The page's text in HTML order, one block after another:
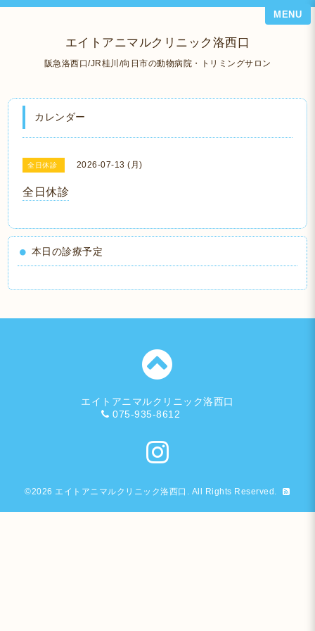
エイトアニマルクリニック洛西口
阪急洛西口/JR桂川/向日市の動物病院・トリミングサロン
MENU
カレンダー
全日休診 2026-07-13 (月)
全日休診
本日の診療予定
エイトアニマルクリニック洛西口
075-935-8612
©2026 エイトアニマルクリニック洛西口 . All Rights Reserved.